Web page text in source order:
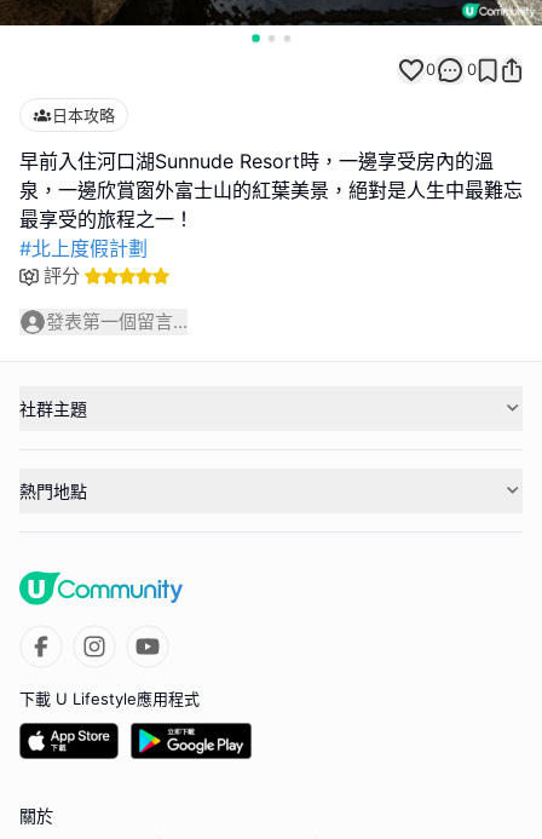
0 0
日本攻略
早前入住河口湖Sunnude Resort時，一邊享受房內的溫
泉，一邊欣賞窗外富士山的紅葉美景，絕對是人生中最難忘
#北上度假計劃
評分
發表第一個留言...
社群主題
熱門地點
下載 U Lifestyle應用程式
關於